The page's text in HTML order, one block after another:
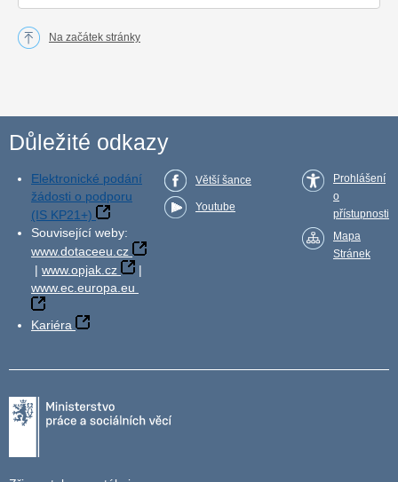
Na začátek stránky
Důležité odkazy
Elektronické podání
žádosti o podporu
(IS KP21+)
Související weby:
www.dotaceeu.cz
| www.opjak.cz
|
www.ec.europa.eu
Kariéra
Větší šance
Youtube
Prohlášení
o
přístupnosti
Mapa
Stránek